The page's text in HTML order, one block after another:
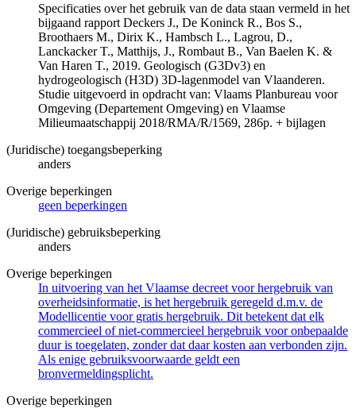
Specificaties over het gebruik van de data staan vermeld in het
bijgaand rapport Deckers J., De Koninck R., Bos S.,
Broothaers M., Dirix K., Hambsch L., Lagrou, D.,
Lanckacker T., Matthijs, J., Rombaut B., Van Baelen K. &
Van Haren T., 2019. Geologisch (G3Dv3) en
hydrogeologisch (H3D) 3D-lagenmodel van Vlaanderen.
Studie uitgevoerd in opdracht van: Vlaams Planbureau voor
Omgeving (Departement Omgeving) en Vlaamse
Milieumaatschappij 2018/RMA/R/1569, 286p. + bijlagen
(Juridische) toegangsbeperking
anders
Overige beperkingen
geen beperkingen
(Juridische) gebruiksbeperking
anders
Overige beperkingen
In uitvoering van het Vlaamse decreet voor hergebruik van
overheidsinformatie, is het hergebruik geregeld d.m.v. de
Modellicentie voor gratis hergebruik. Dit betekent dat elk
commercieel of niet-commercieel hergebruik voor onbepaalde
duur is toegelaten, zonder dat daar kosten aan verbonden zijn.
Als enige gebruiksvoorwaarde geldt een
bronvermeldingsplicht.
Overige beperkingen